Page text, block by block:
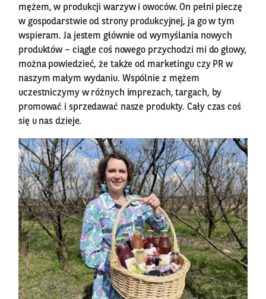
mężem, w produkcji warzyw i owoców. On pełni pieczę
w gospodarstwie od strony produkcyjnej, ja go w tym
wspieram. Ja jestem głównie od wymyślania nowych
produktów – ciągle coś nowego przychodzi mi do głowy,
można powiedzieć, że także od marketingu czy PR w
naszym małym wydaniu. Wspólnie z mężem
uczestniczymy w różnych imprezach, targach, by
promować i sprzedawać nasze produkty. Cały czas coś
się u nas dzieje.